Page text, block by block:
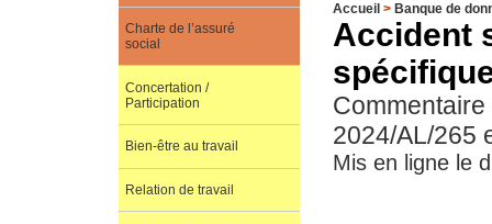
Accueil > Banque de
Accident
2024/AL/265
Mis en ligne le
Charte de l’assuré
social
Concertation /
Participation
Bien-être au travail
Relation de travail